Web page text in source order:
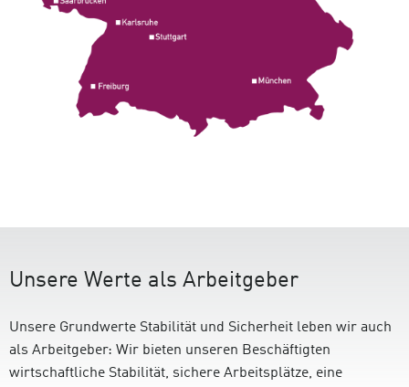
Unsere Werte als Arbeitgeber
Unsere Grundwerte Stabilität und Sicherheit leben wir auch
als Arbeitgeber: Wir bieten unseren Beschäftigten
wirtschaftliche Stabilität, sichere Arbeitsplätze, eine